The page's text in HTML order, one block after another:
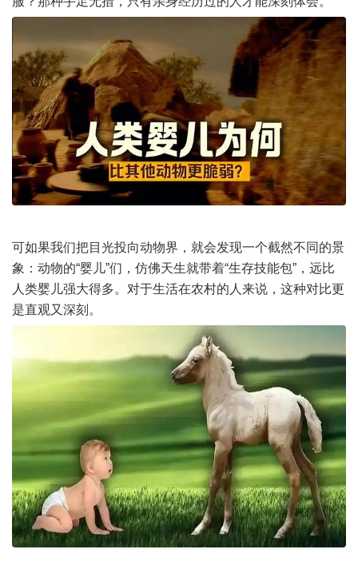
可如果我们把目光投向动物界，就会发现一个截然不同的景
象：动物的“婴儿”们，仿佛天生就带着“生存技能包”，远比
人类婴儿强大得多。对于生活在农村的人来说，这种对比更
是直观又深刻。